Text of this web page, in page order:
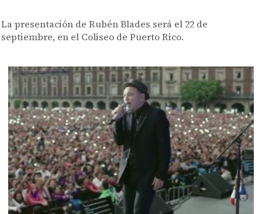
La presentación de Rubén Blades será el 22 de
septiembre, en el Coliseo de Puerto Rico.